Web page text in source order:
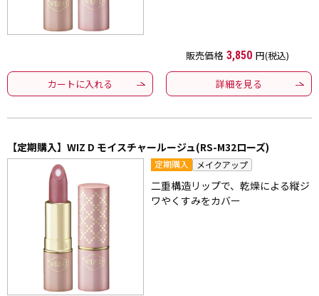
販売価格 3,850 円(税込)
カートに入れる 詳細を見る
【定期購入】WIZ D モイスチャールージュ(RS-M32ローズ)
定期購入 メイクアップ
二重構造リップで、乾燥による縦ジ
ワやくすみをカバー